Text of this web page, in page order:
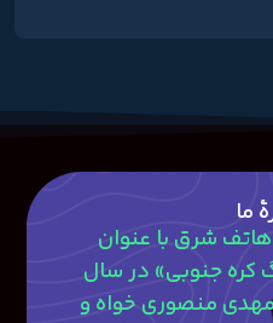
ما
شرق با عنوان
کره جنوبی» در سال
1395 به همت استاد مهدی منصوری‎ خواه و